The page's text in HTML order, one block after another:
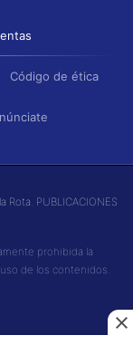
Código de ética
PUBLICACIONES
prohibida la
de los contenidos.